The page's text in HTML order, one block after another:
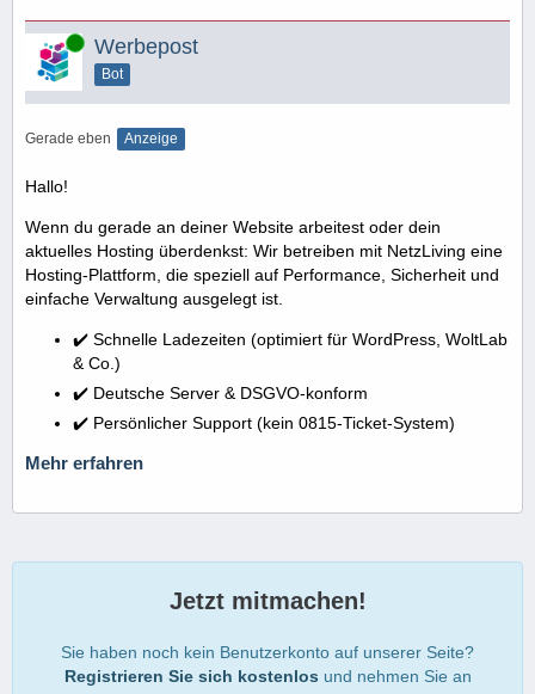
Online Werbepost
Bot
Gerade eben Anzeige
Hallo!
Wenn du gerade an deiner Website arbeitest oder dein
aktuelles Hosting überdenkst: Wir betreiben mit NetzLiving eine
Hosting-Plattform, die speziell auf Performance, Sicherheit und
einfache Verwaltung ausgelegt ist.
✔️ Schnelle Ladezeiten (optimiert für WordPress, WoltLab
& Co.)
✔️ Deutsche Server & DSGVO-konform
✔️ Persönlicher Support (kein 0815-Ticket-System)
Mehr erfahren
Jetzt mitmachen!
Sie haben noch kein Benutzerkonto auf unserer Seite?
Registrieren Sie sich kostenlos und nehmen Sie an